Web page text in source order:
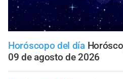
Horóscopo del día
09 de agosto de 2026